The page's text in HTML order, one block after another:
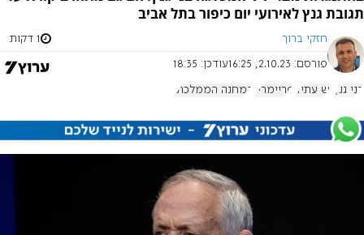
תגובת גנץ לאירועי יום כיפור בתל אביב
חזקי ברוך 1 דקות
פורסם: 2.10.23, 16:25 עודכן: 18:35
בני גנץ יש עתיד פריימריז המחנה הממלכתי